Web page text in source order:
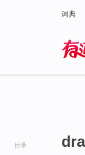
词典
目录